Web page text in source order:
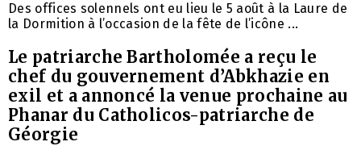
Des offices solennels ont eu lieu le 5 août à la Laure de
la Dormition à l’occasion de la fête de l’icône ...
Le patriarche Bartholomée a reçu le
chef du gouvernement d’Abkhazie en
exil et a annoncé la venue prochaine au
Phanar du Catholicos-patriarche de
Géorgie